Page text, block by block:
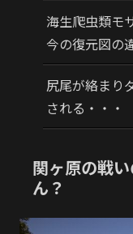
海生爬虫類モ
今の復元図の
尻尾が絡まり
される・・・
関ヶ原の戦
ん？